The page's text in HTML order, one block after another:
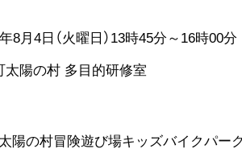
8月4日（火曜日）13時45分～16時00分
太陽の村 多目的研修室
太陽の村冒険遊び場キッズバイクパー